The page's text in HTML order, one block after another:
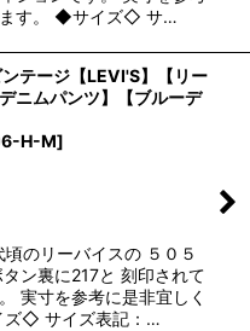
ます。 ◆サイズ◇ サ…
テージ【LEVI'S】【リー
ニムパンツ】【ブルーデ
H-M]
のリーバイスの ５０５
ン裏に217と 刻印されて
実寸を参考に是非宜しく
ズ◇ サイズ表記：…